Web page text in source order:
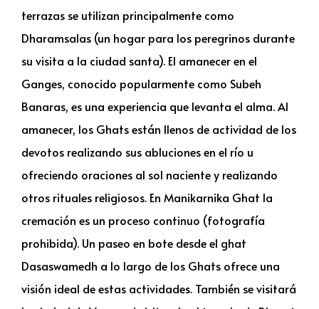
terrazas se utilizan principalmente como
Dharamsalas (un hogar para los peregrinos durante
su visita a la ciudad santa). El amanecer en el
Ganges, conocido popularmente como Subeh
Banaras, es una experiencia que levanta el alma. Al
amanecer, los Ghats están llenos de actividad de los
devotos realizando sus abluciones en el río u
ofreciendo oraciones al sol naciente y realizando
otros rituales religiosos. En Manikarnika Ghat la
cremación es un proceso continuo (fotografía
prohibida). Un paseo en bote desde el ghat
Dasaswamedh a lo largo de los Ghats ofrece una
visión ideal de estas actividades. También se visitará